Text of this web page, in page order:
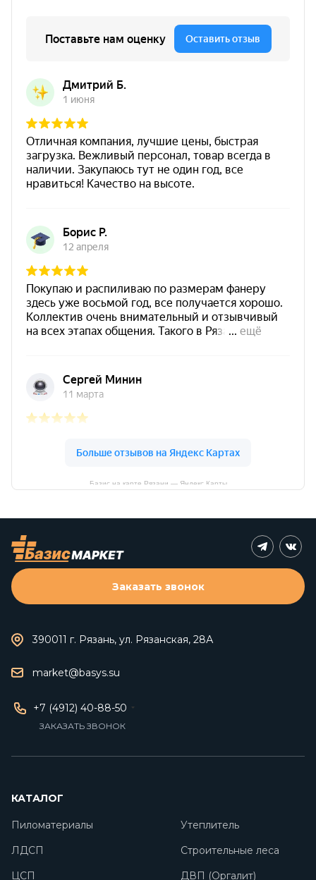
Базис на карте Рязани — Яндекс Карты
390011 г. Рязань, ул. Рязанская, 28А
market@basys.su
+7 (4912) 40-88-50
ЗАКАЗАТЬ ЗВОНОК
Заказать звонок
КАТАЛОГ
Пиломатериалы
Утеплитель
ЛДСП
Строительные леса
ЦСП
ДВП (Оргалит)